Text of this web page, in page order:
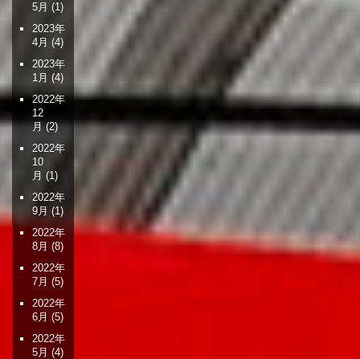
5月 (1)
2023年
4月 (4)
2023年
1月 (4)
2022年
12
月(2)
2022年
10
月 (1)
2022年
9月 (1)
2022年
8月 (8)
2022年
7月 (5)
2022年
6月 (5)
2022年
5月 (4)